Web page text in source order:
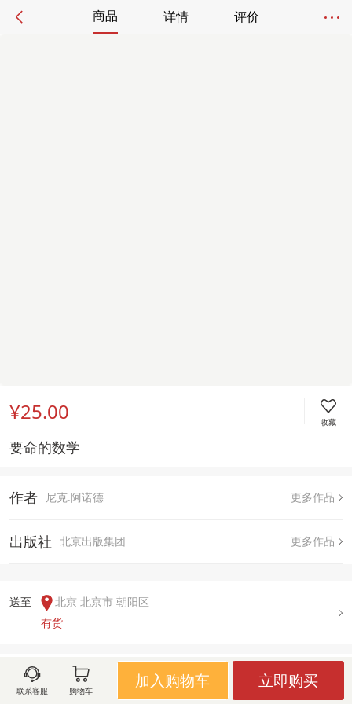
商品 详情 评价
¥25.00 收藏
要命的数学
作者 尼克.阿诺德 更多作品
出版社 北京出版集团 更多作品
送至
北京 北京市 朝阳区
有货
用户评论(
联系客服 购物车
加入购物车 立即购买